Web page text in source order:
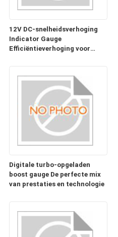
12V DC-snelheidsverhoging
Indicator Gauge
Efficiëntieverhoging voor
Digitale turbo-opgeladen
boost gauge De perfecte mix
van prestaties en technologie